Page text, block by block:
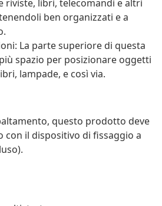
riviste, libri, telecomandi e altri
ben organizzati e a
La parte superiore di questa
spazio per posizionare oggetti
lampade, e così via.
questo prodotto deve
con il dispositivo di fissaggio a